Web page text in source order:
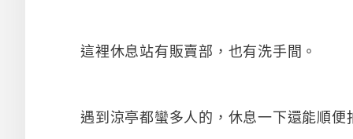
這裡休息站有販賣部，也有洗手間。
遇到涼亭都蠻多人的，休息一下還能順便